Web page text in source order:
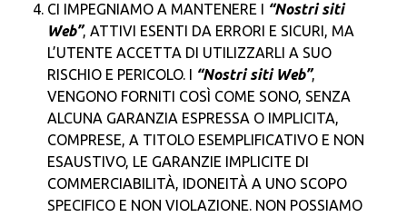
CI IMPEGNIAMO A MANTENERE I “Nostri siti
Web”, ATTIVI ESENTI DA ERRORI E SICURI, MA
L’UTENTE ACCETTA DI UTILIZZARLI A SUO
RISCHIO E PERICOLO. I “Nostri siti Web”,
VENGONO FORNITI COSÌ COME SONO, SENZA
ALCUNA GARANZIA ESPRESSA O IMPLICITA,
COMPRESE, A TITOLO ESEMPLIFICATIVO E NON
ESAUSTIVO, LE GARANZIE IMPLICITE DI
COMMERCIABILITÀ, IDONEITÀ A UNO SCOPO
SPECIFICO E NON VIOLAZIONE. NON POSSIAMO